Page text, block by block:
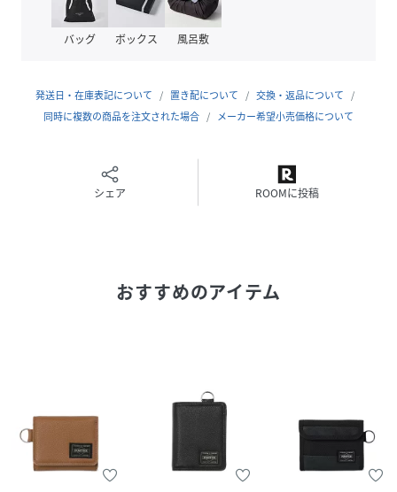
ァスナーポケットを備えた機能的なアイテムです。
ポケット数
裏：ナイロンツイル
041-03122-01-99 QR1200
バッグ ボックス 風呂敷
発送日・在庫表記について 置き配について
交換・返品について
同時に複数の商品を注文された場合
メーカー希望小売価格について
シェア ROOMに投稿
おすすめのアイテム